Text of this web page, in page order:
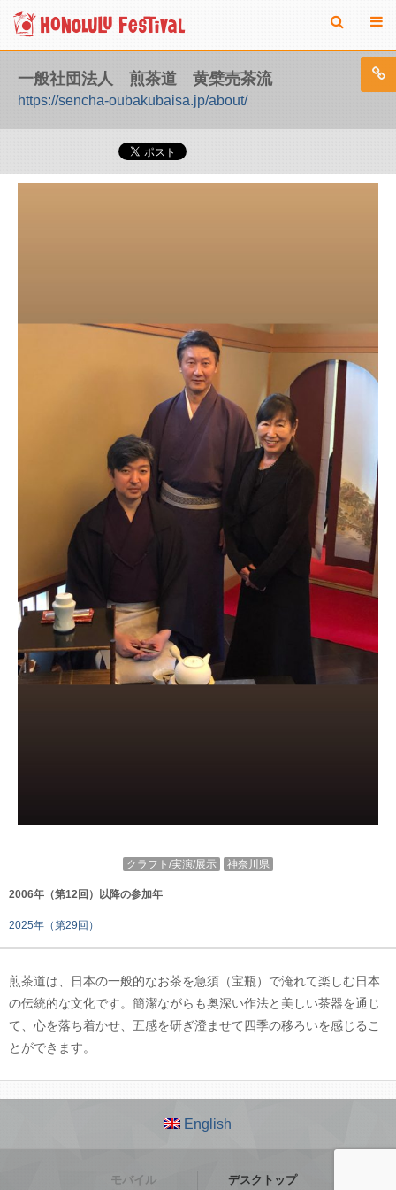
一般社団法人 煎茶道 黄檗売茶流
https://sencha-oubakubaisa.jp/about/
クラフト/実演/展示 神奈川県
2006年（第12回）以降の参加年
2025年（第29回）
煎茶道は、日本の一般的なお茶を急須（宝瓶）で淹れて楽しむ日本
の伝統的な文化です。簡潔ながらも奥深い作法と美しい茶器を通じ
て、心を落ち着かせ、五感を研ぎ澄ませて四季の移ろいを感じるこ
とができます。
English
モバイル デスクトップ